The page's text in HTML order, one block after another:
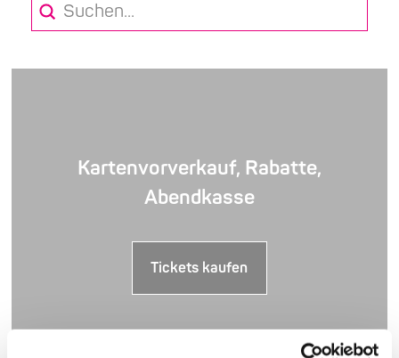
Search
Submit
Kartenvorverkauf, Rabatte,
Abendkasse
Tickets kaufen